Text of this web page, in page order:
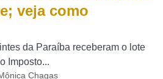
veja como
da Paraíba receberam o lote
Imposto...
Chagas